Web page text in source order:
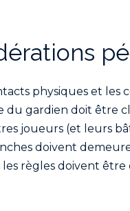
physiques et les
du gardien doit être
joueurs (et leurs
doivent
les règles doivent